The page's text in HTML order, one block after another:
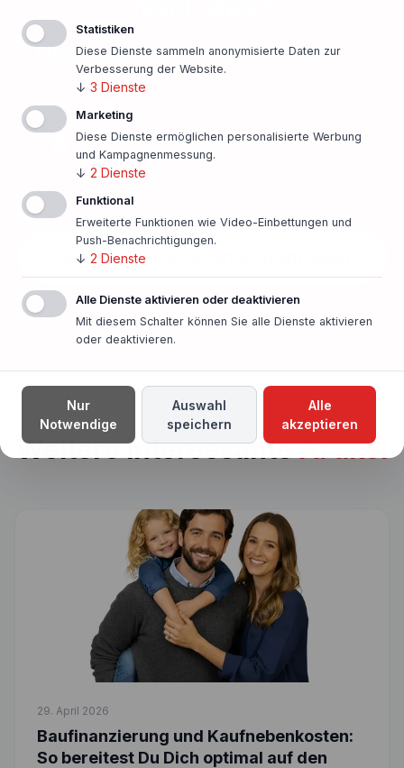
Finanzierungsangebot einholen!
500 Banken im Vergleich
Persönlicher Ansprechpartner vor Ort
Finanzierung unverbindlich anfragen
In nur einer Minute!
Weitere interessanteArtikel
29. April 2026
Baufinanzierung und Kaufnebenkosten:
So bereitest Du Dich optimal auf den
Statistiken
Diese Dienste sammeln anonymisierte Daten zur
Verbesserung der Website.
↓ 3 Dienste
Marketing
Diese Dienste ermöglichen personalisierte Werbung
und Kampagnenmessung.
↓ 2 Dienste
Funktional
Erweiterte Funktionen wie Video-Einbettungen und
Push-Benachrichtigungen.
↓ 2 Dienste
Alle Dienste aktivieren oder deaktivieren
Mit diesem Schalter können Sie alle Dienste aktivieren
oder deaktivieren.
Nur
Notwendige
Auswahl
speichern
Alle
akzeptieren